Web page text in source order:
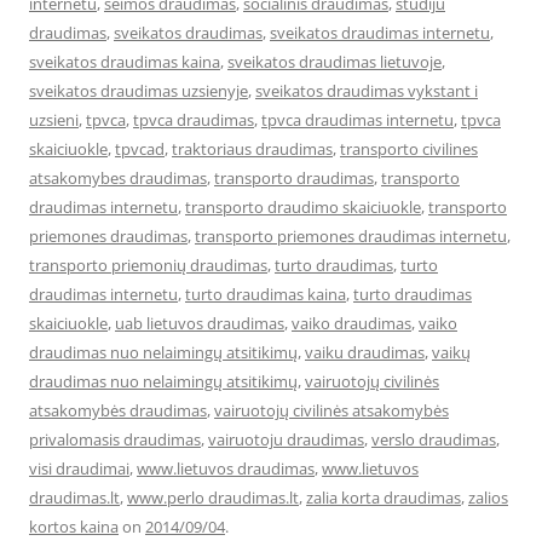
draudimas,sveikatos draudimas,sveikatos draudimas internetu,
sveikatos draudimas kaina,sveikatos draudimas lietuvoje,
sveikatos draudimas uzsienyje,sveikatos draudimas vykstant i
uzsieni,tpvca,tpvca draudimas,tpvca draudimas internetu,tpvca
skaiciuokle,tpvcad,traktoriaus draudimas,transporto civilines
atsakomybes draudimas,transporto draudimas,transporto
draudimas internetu,transporto draudimo skaiciuokle,transporto
priemones draudimas,transporto priemones draudimas internetu,
transporto priemonių draudimas,turto draudimas,turto
draudimas internetu,turto draudimas kaina,turto draudimas
skaiciuokle, uab lietuvos draudimas,vaiko draudimas,vaiko
draudimas nuo nelaimingų atsitikimų,vaiku draudimas,vaikų
draudimas nuo nelaimingų atsitikimų,vairuotojų civilinės
atsakomybės draudimas,vairuotojų civilinės atsakomybės
privalomasis draudimas,vairuotoju draudimas,verslo draudimas,
visi draudimai,www.lietuvos draudimas,www.lietuvos
draudimas.lt,www.perlo draudimas.lt,zalia korta draudimas,zalios
kortos kaina on 2014/09/04.